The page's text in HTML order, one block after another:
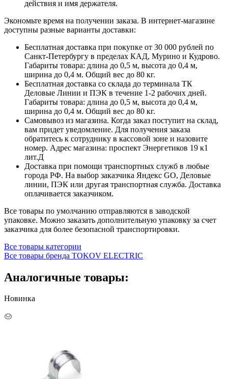
действия и имя держателя.
Экономьте время на получении заказа. В интернет-магазине
доступны разные варианты доставки:
Бесплатная доставка при покупке от 30 000 рублей по
Санкт-Петербургу в пределах КАД, Мурино и Кудрово.
Габариты товара: длина до 0,5 м, высота до 0,4 м,
ширина до 0,4 м. Общий вес до 80 кг.
Бесплатная доставка со склада до терминала ТК
Деловые Линии и ПЭК в течение 1-2 рабочих дней.
Габариты товара: длина до 0,5 м, высота до 0,4 м,
ширина до 0,4 м. Общий вес до 80 кг.
Самовывоз из магазина. Когда заказ поступит на склад,
вам придет уведомление. Для получения заказа
обратитесь к сотруднику в кассовой зоне и назовите
номер. Адрес магазина: проспект Энергетиков 19 к1
лит.Д
Доставка при помощи транспортных служб в любые
города РФ. На выбор заказчика Яндекс GO, Деловые
линии, ПЭК или другая транспортная служба. Доставка
оплачивается заказчиком.
Все товары по умолчанию отправляются в заводской
упаковке. Можно заказать дополнительную упаковку за счет
заказчика для более безопасной транспортировки.
Все товары категории
Все товары бренда TOKOV ELECTRIC
Аналогичные товары:
Новинка